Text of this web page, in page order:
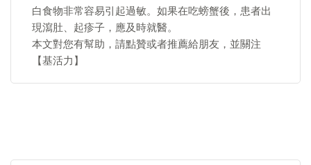
白食物非常容易引起過敏。如果在吃螃蟹後，患者出
現瀉肚、起疹子，應及時就醫。
本文對您有幫助，請點贊或者推薦給朋友，並關注
【基活力】